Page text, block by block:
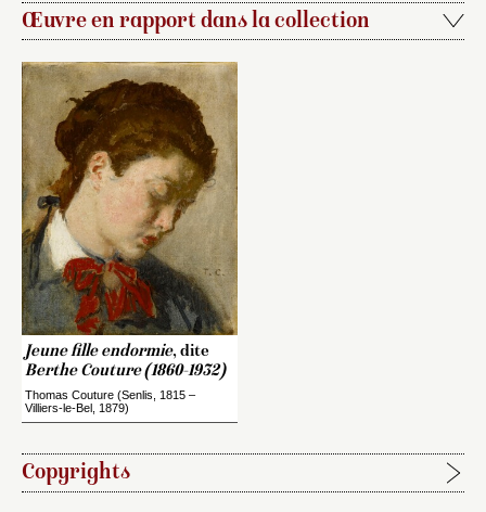
Œuvre en rapport dans la collection
Jeune fille endormie, dite
Berthe Couture (1860-1932)
Thomas Couture (Senlis, 1815 –
Villiers-le-Bel, 1879)
Copyrights